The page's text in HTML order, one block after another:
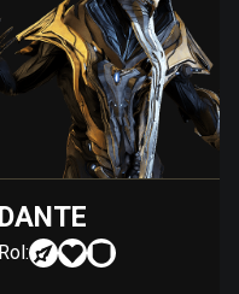
DANTE
Rol: